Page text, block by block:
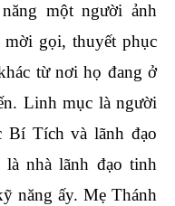
một người ảnh
gọi, thuyết phục
từ nơi họ đang ở
Linh mục là người
Bí Tích và lãnh đạo
nhà lãnh đạo tinh
năng ấy. Mẹ Thánh